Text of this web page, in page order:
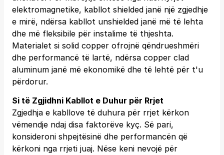
elektromagnetike, kabllot shielded janë një zgjedhje
e mirë, ndërsa kabllot unshielded janë më të lehta
dhe më fleksibile për instalime të thjeshta.
Materialet si solid copper ofrojnë qëndrueshmëri
dhe performancë të lartë, ndërsa copper clad
aluminum janë më ekonomikë dhe të lehtë për t'u
përdorur.
Si të Zgjidhni Kabllot e Duhur për Rrjet
Zgjedhja e kabllove të duhura për rrjet kërkon
vëmendje ndaj disa faktorëve kyç. Së pari,
konsideroni shpejtësinë dhe performancën që
kërkoni nga rrjeti juaj. Nëse keni nevojë për